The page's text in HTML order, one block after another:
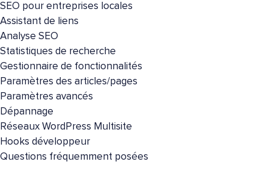
SEO pour entreprises locales
Assistant de liens
Analyse SEO
Statistiques de recherche
Gestionnaire de fonctionnalités
Paramètres des articles/pages
Paramètres avancés
Dépannage
Réseaux WordPress Multisite
Hooks développeur
Questions fréquemment posées